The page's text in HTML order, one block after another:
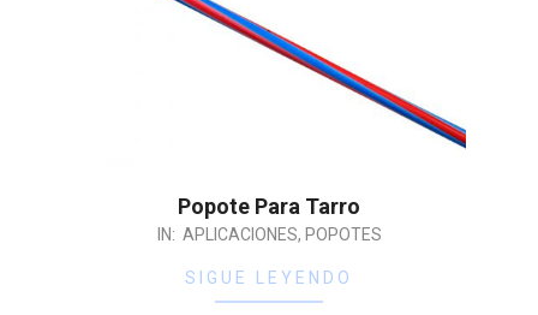
Popote Para Tarro
IN: APLICACIONES, POPOTES
SIGUE LEYENDO